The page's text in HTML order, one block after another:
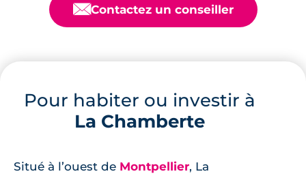
📧Contactez un conseiller
Pour habiter ou investir à
La Chamberte
Situé à l’ouest de Montpellier, La